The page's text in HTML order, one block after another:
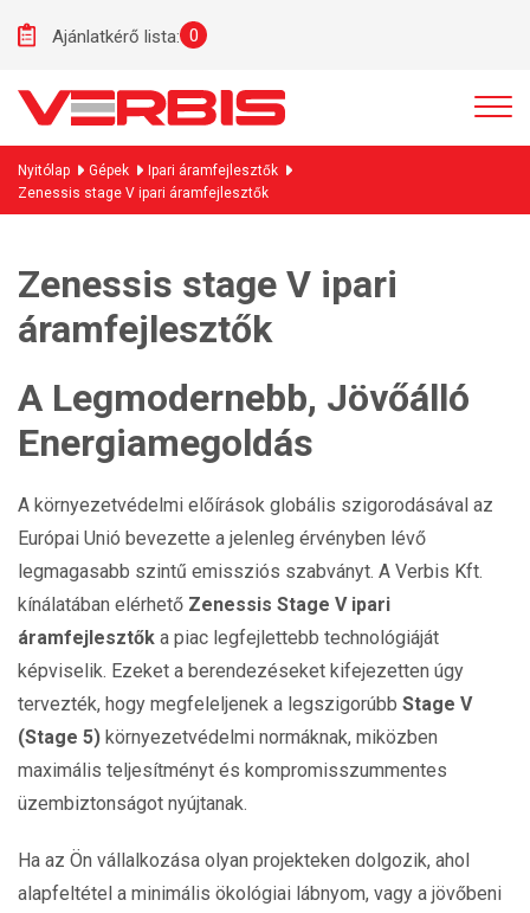
Ajánlatkérő lista: 0
Nyitólap Gépek
Ipari áramfejlesztők
Zenessis stage V ipari áramfejlesztők
Zenessis stage V ipari
áramfejlesztők
A Legmodernebb, Jövőálló
Energiamegoldás
A környezetvédelmi előírások globális szigorodásával az
Európai Unió bevezette a jelenleg érvényben lévő
legmagasabb szintű emissziós szabványt. A Verbis Kft.
kínálatában elérhető Zenessis Stage V ipari
áramfejlesztők a piac legfejlettebb technológiáját
képviselik. Ezeket a berendezéseket kifejezetten úgy
tervezték, hogy megfeleljenek a legszigorúbb Stage V
(Stage 5) környezetvédelmi normáknak, miközben
maximális teljesítményt és kompromisszummentes
üzembiztonságot nyújtanak.
Ha az Ön vállalkozása olyan projekteken dolgozik, ahol
alapfeltétel a minimális ökológiai lábnyom, vagy a jövőbeni